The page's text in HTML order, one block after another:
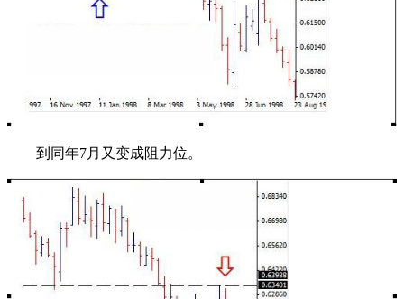
到同年7月又变成阻力位。